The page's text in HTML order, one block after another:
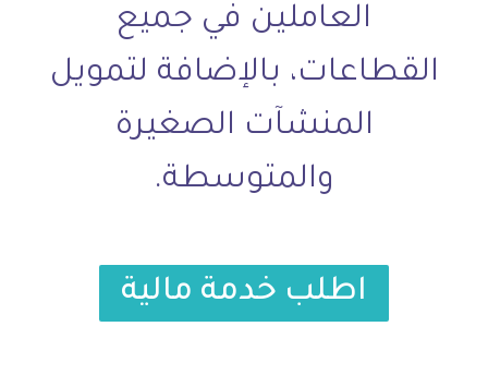
العاملين في جميع
القطاعات، بالإضافة لتمويل
المنشآت الصغيرة
والمتوسطة.
اطلب خدمة مالية